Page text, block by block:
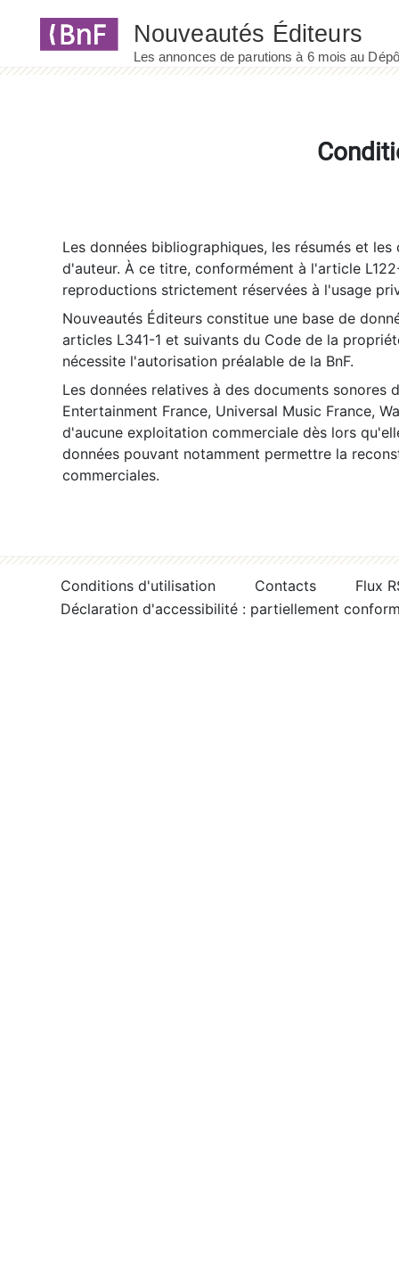
Les données bibliographiques, les résumés et
d'auteur. À ce titre, conformément à l'article
reproductions strictement réservées à l'usage
Nouveautés Éditeurs constitue une base de
articles L341-1 et suivants du Code de la
nécessite l'autorisation préalable de la BnF.
Les données relatives à des documents sonores
Entertainment France, Universal Music France,
d'aucune exploitation commerciale dès lors
données pouvant notamment permettre la
commerciales.
Conditions d'utilisation Contacts
Flux
Déclaration d'accessibilité : partiellement